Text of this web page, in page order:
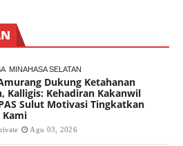
MINAHASA SELATAN
Dukung Ketahanan
Kalligis: Kehadiran Kakanwil
Sulut Motivasi Tingkatkan
Kami
Agu 03, 2026